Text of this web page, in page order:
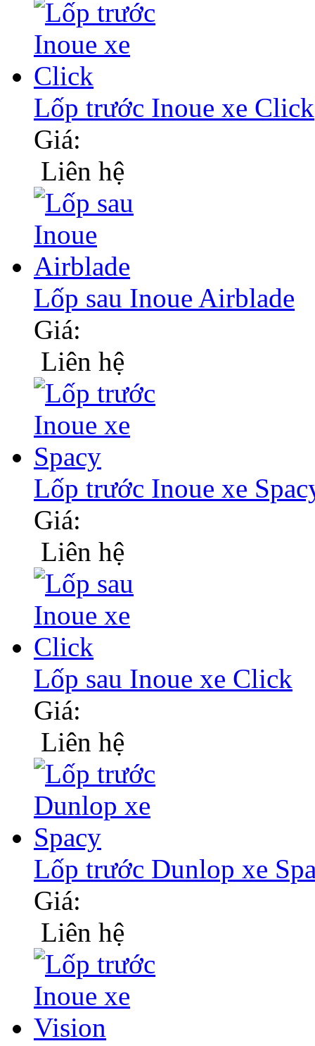
Lốp trước Inoue xe Click
Giá:
Liên hệ
Lốp sau Inoue Airblade
Giá:
Liên hệ
Lốp trước Inoue xe
Giá:
Liên hệ
Lốp sau Inoue xe Click
Giá:
Liên hệ
Lốp trước Dunlop xe
Giá:
Liên hệ